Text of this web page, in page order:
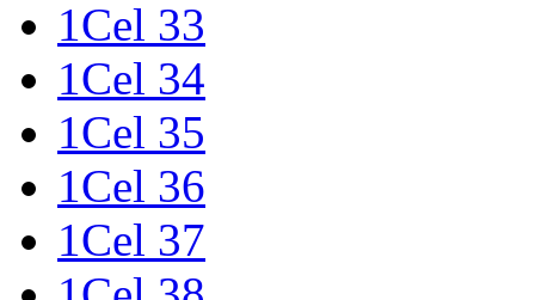
1Cel 33
1Cel 34
1Cel 35
1Cel 36
1Cel 37